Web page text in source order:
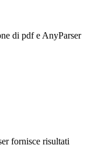
di pdf e AnyParser
fornisce risultati